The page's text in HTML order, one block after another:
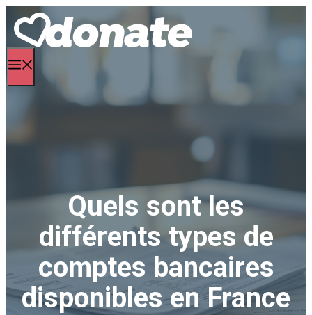
Aller
contenu
Quels sont les
différents types de
comptes bancaires
disponibles en France